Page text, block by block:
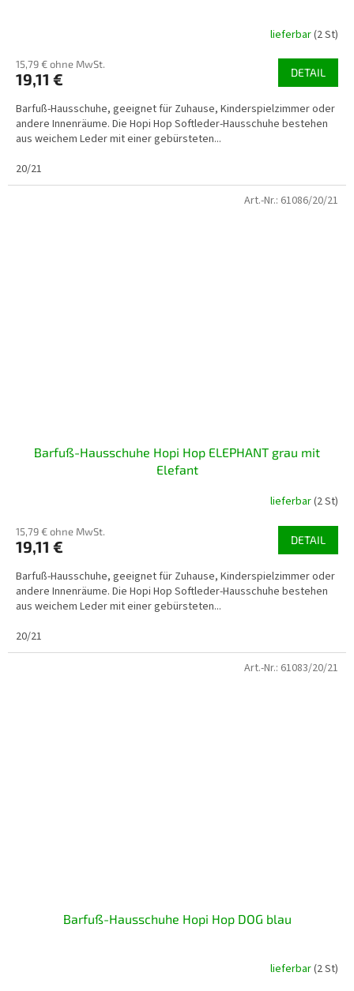
lieferbar(2 St)
15,79 € ohne MwSt.
19,11 € DETAIL
Barfuß-Hausschuhe, geeignet für Zuhause, Kinderspielzimmer oder
andere Innenräume. Die Hopi Hop Softleder-Hausschuhe bestehen
aus weichem Leder mit einer gebürsteten...
20/21
Barfuß-Hausschuhe Hopi Hop ELEPHANT grau mit
Elefant
lieferbar(2 St)
15,79 € ohne MwSt.
19,11 € DETAIL
Barfuß-Hausschuhe, geeignet für Zuhause, Kinderspielzimmer oder
andere Innenräume. Die Hopi Hop Softleder-Hausschuhe bestehen
aus weichem Leder mit einer gebürsteten...
20/21
Art.-Nr.: 61086/20/21
Barfuß-Hausschuhe Hopi Hop DOG blau
lieferbar(2 St)
Art.-Nr.: 61083/20/21